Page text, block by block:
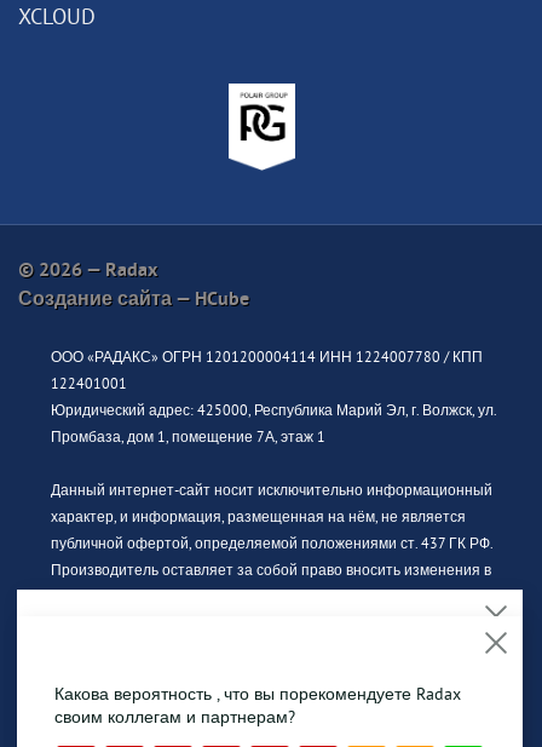
XCLOUD
© 2026 — Radax
Создание сайта —HCube
ООО «РАДАКС» ОГРН 1201200004114 ИНН 1224007780 / КПП
122401001
Юридический адрес: 425000, Республика Марий Эл, г. Волжск, ул.
Промбаза, дом 1, помещение 7А, этаж 1
Данный интернет-сайт носит исключительно информационный
характер, и информация, размещенная на нём, не является
публичной офертой, определяемой положениями ст. 437 ГК РФ.
Производитель оставляет за собой право вносить изменения в
Изображение продукции может отличаться от фактического вида.
Интерьерные иллюстрации и примеры использования
сделать Вашу работу максимально удобной.
Продолжая использовать сайт, Вы даете
Какова вероятность , что вы порекомендуете Radax
своим коллегам и партнерам?